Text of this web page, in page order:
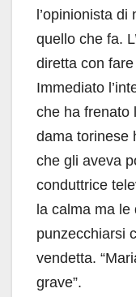
l’opinionista
quello che fa.
diretta con
Immediato
che ha frenato
dama torinese
che gli aveva
conduttrice
la calma ma
punzecchiarsi
vendetta.
grave”.